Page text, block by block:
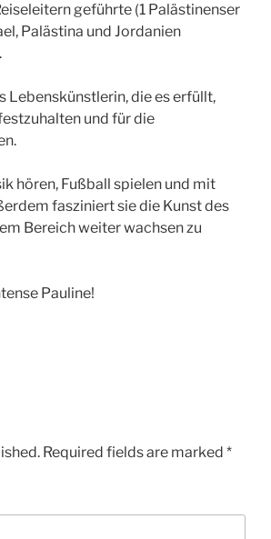
geführte (1 Palästinenser
Palästina und Jordanien
Lebenskünstlerin, die es erfüllt,
und für die
hören, Fußball spielen und mit
fasziniert sie die Kunst des
Bereich weiter wachsen zu
Pauline!
Required fields are marked *